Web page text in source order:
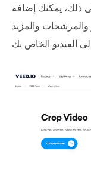
ذلك، يمكنك إضافة
والمرشحات والمزيد